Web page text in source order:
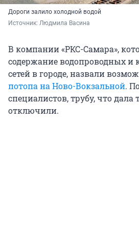
Дороги залило холодной водой
Источник: Людмила Васина
В компании «РКС-Самара»,
содержание водопроводных и
сетей в городе, назвали
потопа на Ново-Вокзальной.
специалистов, трубу, что дала
отключили.